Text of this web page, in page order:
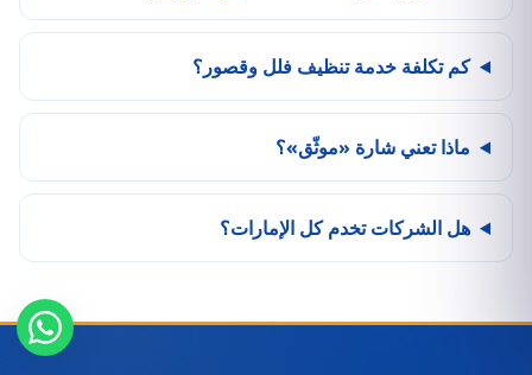
كم تكلفة خدمة تنظيف فلل وقصور؟
ماذا تعني شارة «موثّق»؟
هل الشركات تخدم كل الإمارات؟